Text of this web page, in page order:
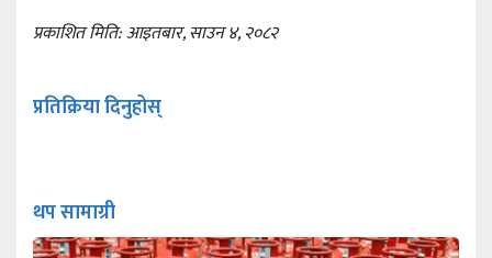
प्रकाशित मिति: आइतबार, साउन ४, २०८२
प्रतिक्रिया दिनुहोस्
थप सामाग्री